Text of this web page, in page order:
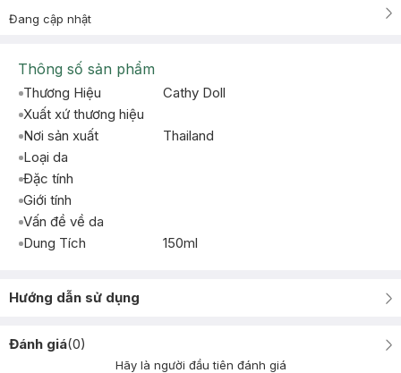
Đang cập nhật
Thông số sản phẩm
Thương Hiệu
Cathy Doll
Xuất xứ thương hiệu
Nơi sản xuất
Thailand
Loại da
Đặc tính
Giới tính
Vấn đề về da
Dung Tích
150ml
Hướng dẫn sử dụng
Đánh giá(0)
Hãy là người đầu tiên đánh giá